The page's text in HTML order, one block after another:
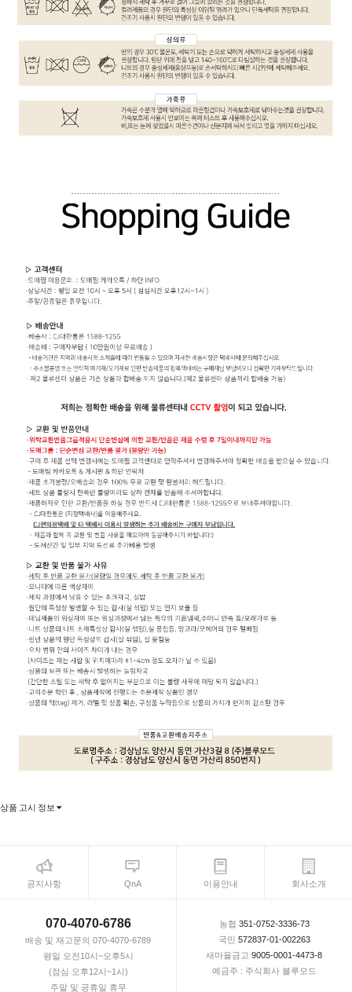
상품 고시 정보
공지사항 QnA 이용안내 회사소개
070-4070-6786
배송 및 재고문의 070-4070-6789
평일 오전10시~오후5시
(점심 오후12시~1시)
주말 및 공휴일 휴무
농협 351-0752-3336-73
국민 572837-01-002263
새마을금고 9005-0001-4473-8
예금주 : 주식회사 블루모드